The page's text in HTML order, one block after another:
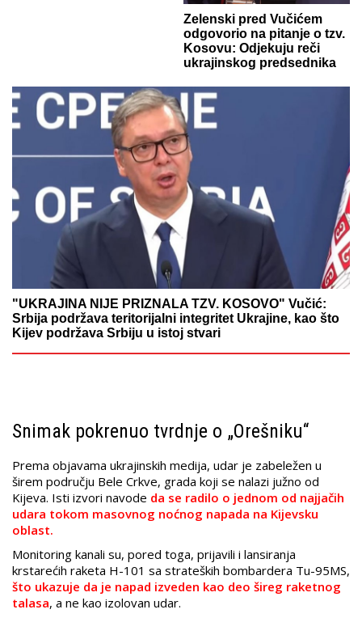
Zelenski pred Vučićem
odgovorio na pitanje o tzv.
Kosovu: Odjekuju reči
ukrajinskog predsednika
"UKRAJINA NIJE PRIZNALA TZV. KOSOVO" Vučić:
Srbija podržava teritorijalni integritet Ukrajine, kao što
Kijev podržava Srbiju u istoj stvari
Snimak pokrenuo tvrdnje o „Orešniku“
Prema objavama ukrajinskih medija, udar je zabeležen u
širem području Bele Crkve, grada koji se nalazi južno od
Kijeva. Isti izvori navode da se radilo o jednom od najjačih
udara tokom masovnog noćnog napada na Kijevsku
oblast.
Monitoring kanali su, pored toga, prijavili i lansiranja
krstarećih raketa H-101 sa strateških bombardera Tu-95MS,
što ukazuje da je napad izveden kao deo šireg raketnog
talasa, a ne kao izolovan udar.